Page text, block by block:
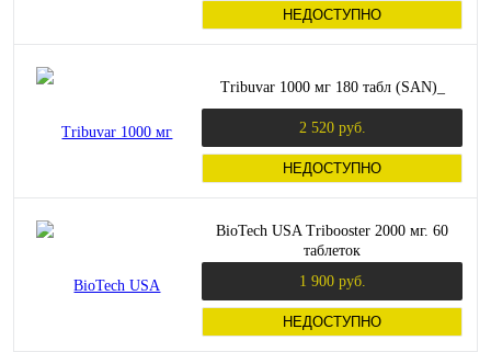
НЕДОСТУПНО
Tribuvar 1000 мг 180 табл (SAN)_
2 520 руб.
НЕДОСТУПНО
BioTech USA Tribooster 2000 мг. 60
таблеток
1 900 руб.
НЕДОСТУПНО